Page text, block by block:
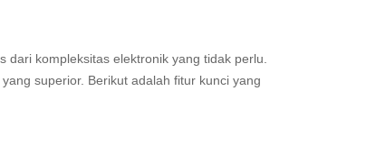
kompleksitas elektronik yang tidak perlu.
superior. Berikut adalah fitur kunci yang